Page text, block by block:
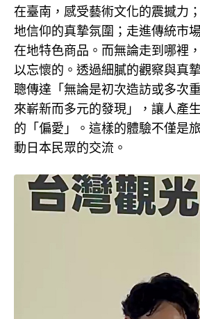
在臺南，感受藝術文化的震撼力
地信仰的真摯氛圍；走進傳統市
在地特色商品。而無論走到哪裡
以忘懷的。透過細膩的觀察與真
聰傳達「無論是初次造訪或多次
來嶄新而多元的發現」，讓人產
的「偏愛」。這樣的體驗不僅是
動日本民眾的交流。